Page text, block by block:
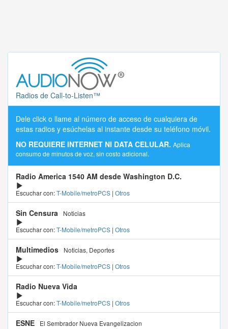
Radios de Call-to-Listen™
Dele click o llame al número de acceso de cualquiera de
estas radios y esúchelas al instante desde su teléfono móvil.
NO REQUIERE INTERNET NI DATA CELULAR. Aplica
consumo de minutos de voz, sin costo adicional.
Radio America 1540 AM desde Washington D.C.
Escuchar con:T-Mobile/metroPCS | Otros
Sin Censura
Noticias
Escuchar con:T-Mobile/metroPCS | Otros
Multimedios
Noticias, Deportes
Escuchar con:T-Mobile/metroPCS | Otros
Radio Nueva Vida
Escuchar con:T-Mobile/metroPCS | Otros
ESNE
El Sembrador Nueva Evangelizacion